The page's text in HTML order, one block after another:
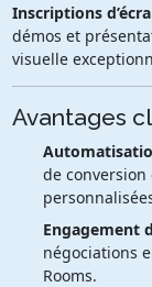
Inscriptions
démos et
visuelle
Avantages
de
Engagement
négociations
Rooms.